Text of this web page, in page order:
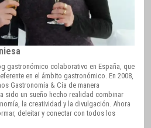
gastronómico colaborativo en España, que
en el ámbito gastronómico. En 2008,
Gastronomía & Cía de manera
sido un sueño hecho realidad combinar
la creatividad y la divulgación. Ahora
deleitar y conectar con todos los